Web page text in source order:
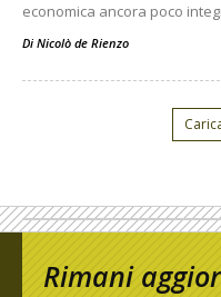
economica ancora poco
Di Nicolò de Rienzo
Rimani